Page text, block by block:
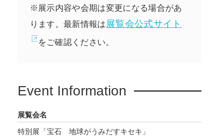
※展示内容や会期は変更になる場合があ
ります。最新情報は 展覧会公式サイト
をご確認ください。
Event Information
展覧会名
特別展「宝石 地球がうみだすキセキ」